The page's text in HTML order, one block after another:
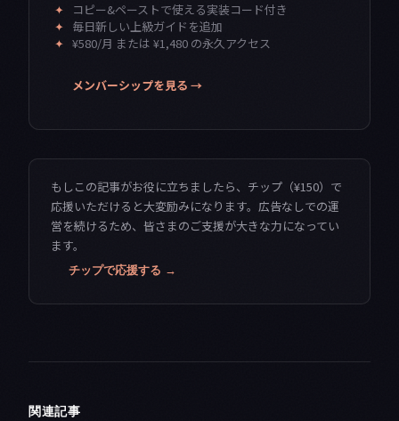
✦
コピー&ペーストで使える実装コード付き
✦ 毎日新しい上級ガイドを追加
✦ ¥580/月 または ¥1,480 の永久アクセス
メンバーシップを見る →
もしこの記事がお役に立ちましたら、チップ（¥150）で
応援いただけると大変励みになります。広告なしでの運
営を続けるため、皆さまのご支援が大きな力になってい
ます。
チップで応援する →
関連記事